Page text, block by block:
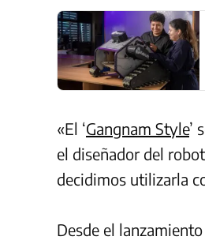
«El ‘Gangnam Style’
el diseñador del
decidimos utilizarla
Desde el